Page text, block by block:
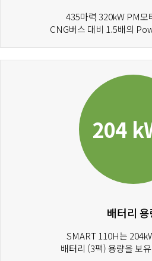
435마력 320kW PM모
CNG버스 대비 1.5배의
204
배터리
SMART 110H는
배터리 (3팩) 용량을 보